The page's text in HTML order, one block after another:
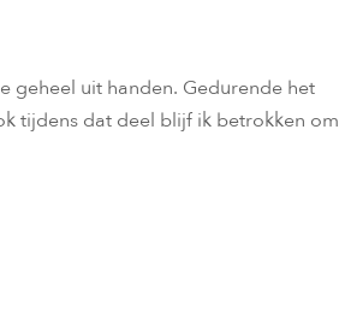
geheel uit handen. Gedurende het
tijdens dat deel blijf ik betrokken om